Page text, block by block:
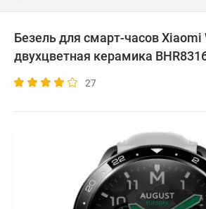
Безель для смарт-часов Xiaomi
двухцветная керамика
27